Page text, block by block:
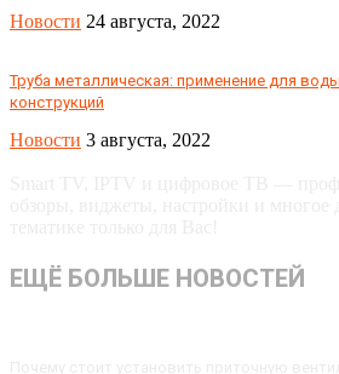
Новости 24 августа, 2022
Труба металлическая: применение для
конструкций
Новости 3 августа, 2022
ЕЩЁ БОЛЬШЕ НОВОСТЕЙ